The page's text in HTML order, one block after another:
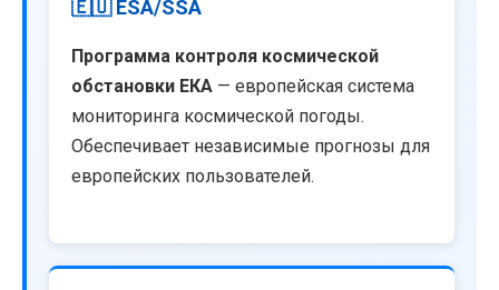
🇪🇺 ESA/SSA
Программа контроля космической
обстановки ЕКА — европейская система
мониторинга космической погоды.
Обеспечивает независимые прогнозы для
европейских пользователей.